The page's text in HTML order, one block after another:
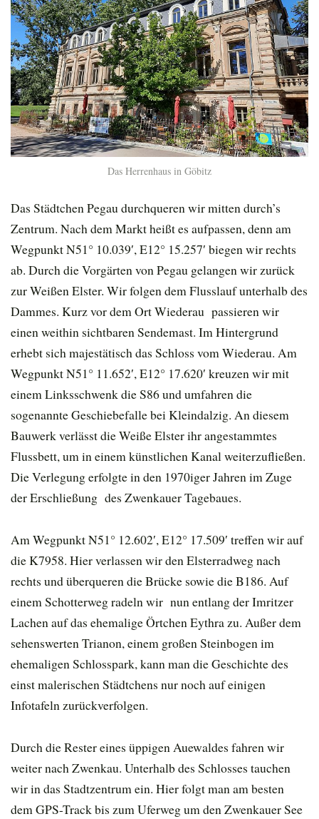
Das Herrenhaus in Göbitz
Das Städtchen Pegau durchqueren wir mitten durch’s
Zentrum. Nach dem Markt heißt es aufpassen, denn am
Wegpunkt N51° 10.039′, E12° 15.257′ biegen wir rechts
ab. Durch die Vorgärten von Pegau gelangen wir zurück
zur Weißen Elster. Wir folgen dem Flusslauf unterhalb des
Dammes. Kurz vor dem Ort Wiederau passieren wir
einen weithin sichtbaren Sendemast. Im Hintergrund
erhebt sich majestätisch das Schloss vom Wiederau. Am
Wegpunkt N51° 11.652′, E12° 17.620′ kreuzen wir mit
einem Linksschwenk die S86 und umfahren die
sogenannte Geschiebefalle bei Kleindalzig. An diesem
Bauwerk verlässt die Weiße Elster ihr angestammtes
Flussbett, um in einem künstlichen Kanal weiterzufließen.
Die Verlegung erfolgte in den 1970iger Jahren im Zuge
der Erschließung des Zwenkauer Tagebaues.
Am Wegpunkt N51° 12.602′, E12° 17.509′ treffen wir auf
die K7958. Hier verlassen wir den Elsterradweg nach
rechts und überqueren die Brücke sowie die B186. Auf
einem Schotterweg radeln wir nun entlang der Imritzer
Lachen auf das ehemalige Örtchen Eythra zu. Außer dem
sehenswerten Trianon, einem großen Steinbogen im
ehemaligen Schlosspark, kann man die Geschichte des
einst malerischen Städtchens nur noch auf einigen
Infotafeln zurückverfolgen.
Durch die Rester eines üppigen Auewaldes fahren wir
weiter nach Zwenkau. Unterhalb des Schlosses tauchen
wir in das Stadtzentrum ein. Hier folgt man am besten
dem GPS-Track bis zum Uferweg um den Zwenkauer See